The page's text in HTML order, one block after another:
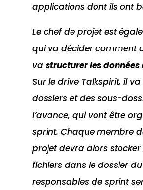
applications dont ils ont
Le chef de projet est
qui va décider comment
va structurer les
Sur le drive Talkspirit, il
dossiers et des sous-
l’avance, qui vont être
sprint. Chaque membre
projet devra alors stocker
fichiers dans le dossier
responsables de sprint